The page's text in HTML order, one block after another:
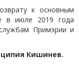
к основным
в июле 2019 года
Примэрии и
Кишинев.